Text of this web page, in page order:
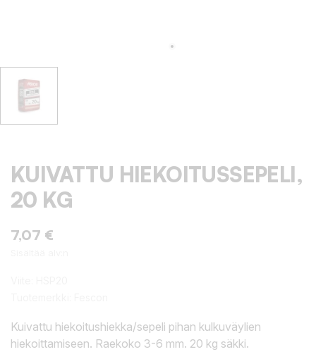
KUIVATTU HIEKOITUSSEPELI,
20 KG
7,07 €
Kuivattu hiekoitushiekka/sepeli pihan kulkuväylien
hiekoittamiseen. Raekoko 3-6 mm. 20 kg säkki.